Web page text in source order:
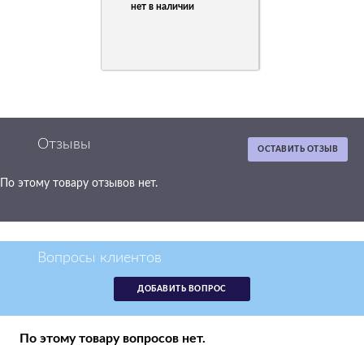
нет в наличии
ОСТАВИТЬ ОТЗЫВ
Отзывы
По этому товару отзывов нет.
ДОБАВИТЬ ВОПРОС
Вопросы клиентов
По этому товару вопросов нет.